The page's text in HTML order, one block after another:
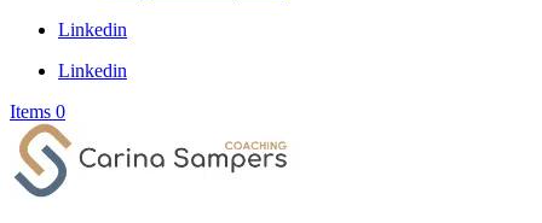
Linkedin
Linkedin
Items 0